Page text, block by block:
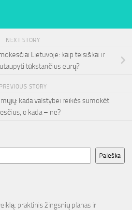
NEXT STORY
Lietuvoje: kaip teisiškai ir
tūkstančius eurų?
PREVIOUS STORY
kada valstybei reikės sumokėti
o kada – ne?
Paieška
praktinis žingsnių planas ir